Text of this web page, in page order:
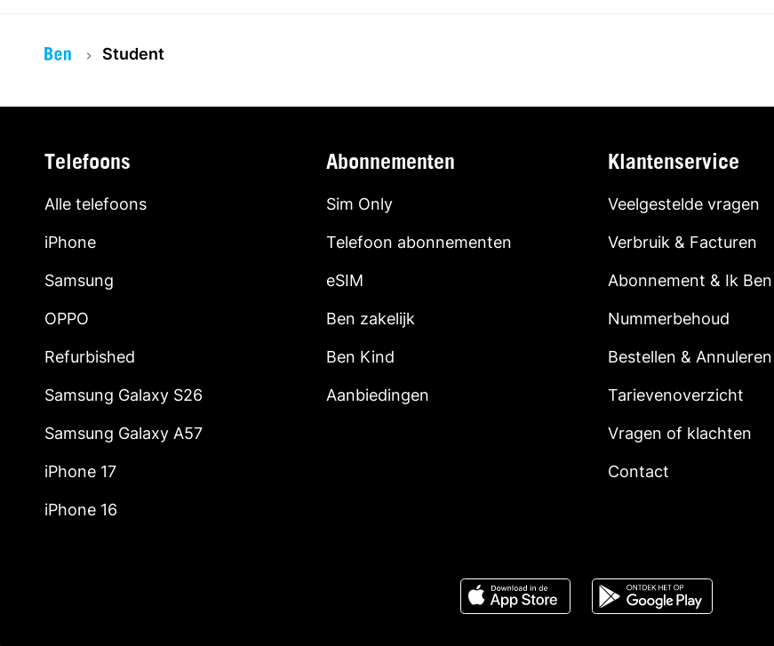
Student
Telefoons
Alle telefoons
iPhone
Samsung
OPPO
Refurbished
Samsung Galaxy S26
Samsung Galaxy A57
iPhone 17
iPhone 16
Abonnementen
Sim Only
Telefoon abonnementen
eSIM
Ben zakelijk
Ben Kind
Aanbiedingen
Klantenservice
Veelgestelde vragen
Verbruik & Facturen
Abonnement & Ik Ben
Nummerbehoud
Bestellen & Annuleren
Tarievenoverzicht
Vragen of klachten
Contact